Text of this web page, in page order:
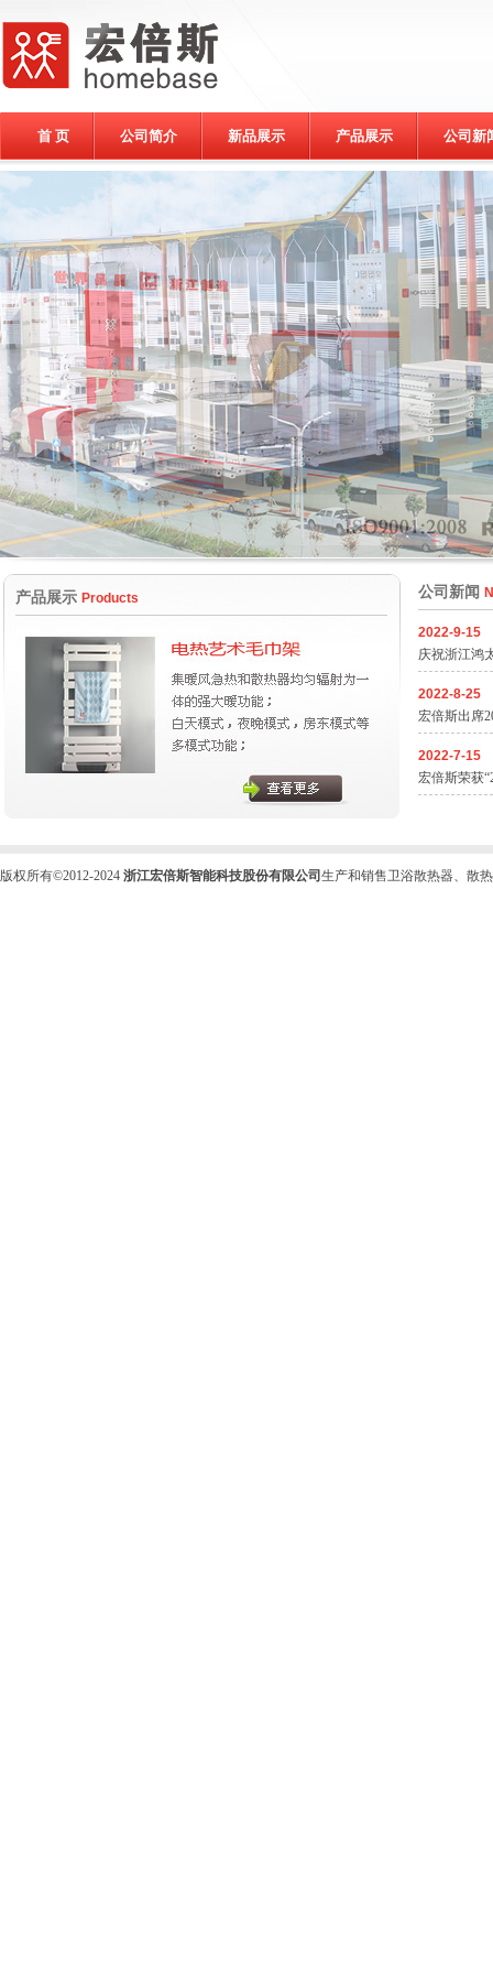
首 页 公司简介 新品展示 产品展示 公司新
产品展示 Products 公司新闻
2022-9-15
庆祝浙江鸿
2022-8-25
宏倍斯出席
2022-7-15
宏倍斯荣获
版权所有©2012-2024 浙江宏倍斯智能科技股份有限公司 生产和销售卫浴散热器、散